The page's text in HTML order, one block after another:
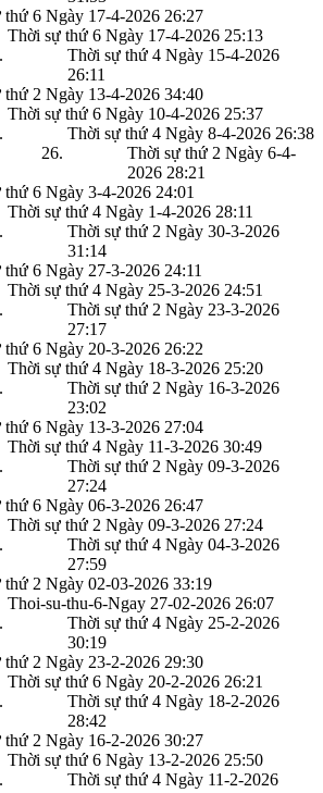
thứ 6 Ngày 17-4-2026 26:27
Thời sự thứ 6 Ngày 17-4-2026 25:13
Thời sự thứ 4 Ngày 15-4-2026
26:11
thứ 2 Ngày 13-4-2026 34:40
Thời sự thứ 6 Ngày 10-4-2026 25:37
Thời sự thứ 4 Ngày 8-4-2026 26:38
Thời sự thứ 2 Ngày 6-4-
2026 28:21
thứ 6 Ngày 3-4-2026 24:01
Thời sự thứ 4 Ngày 1-4-2026 28:11
Thời sự thứ 2 Ngày 30-3-2026
31:14
thứ 6 Ngày 27-3-2026 24:11
Thời sự thứ 4 Ngày 25-3-2026 24:51
Thời sự thứ 2 Ngày 23-3-2026
27:17
thứ 6 Ngày 20-3-2026 26:22
Thời sự thứ 4 Ngày 18-3-2026 25:20
Thời sự thứ 2 Ngày 16-3-2026
23:02
thứ 6 Ngày 13-3-2026 27:04
Thời sự thứ 4 Ngày 11-3-2026 30:49
Thời sự thứ 2 Ngày 09-3-2026
27:24
thứ 6 Ngày 06-3-2026 26:47
Thời sự thứ 2 Ngày 09-3-2026 27:24
Thời sự thứ 4 Ngày 04-3-2026
27:59
thứ 2 Ngày 02-03-2026 33:19
Thoi-su-thu-6-Ngay 27-02-2026 26:07
Thời sự thứ 4 Ngày 25-2-2026
30:19
thứ 2 Ngày 23-2-2026 29:30
Thời sự thứ 6 Ngày 20-2-2026 26:21
Thời sự thứ 4 Ngày 18-2-2026
28:42
thứ 2 Ngày 16-2-2026 30:27
Thời sự thứ 6 Ngày 13-2-2026 25:50
Thời sự thứ 4 Ngày 11-2-2026